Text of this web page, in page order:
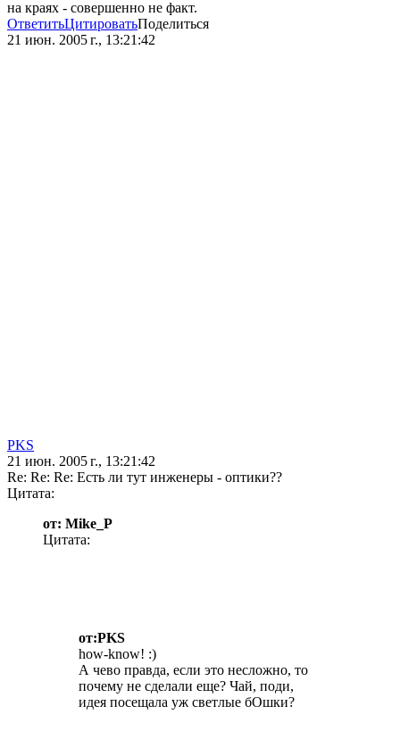
на краях - совершенно не факт.
ОтветитьЦитироватьПоделиться
21 июн. 2005 г., 13:21:42
PKS
21 июн. 2005 г., 13:21:42
Re: Re: Re: Есть ли тут инженеры - оптики??
Цитата:
от: Mike_P
Цитата:
от:PKS
how-know! :)
А чево правда, если это несложно, то
почему не сделали еще? Чай, поди,
идея посещала уж светлые бОшки?